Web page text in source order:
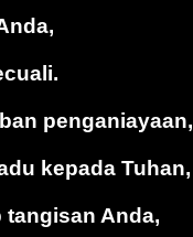
penganiayaan,
kepada Tuhan,
tangisan Anda,